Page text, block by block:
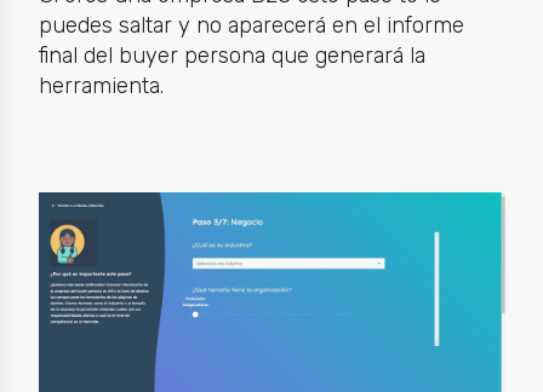
puedes saltar y no aparecerá en el informe
final del buyer persona que generará la
herramienta.